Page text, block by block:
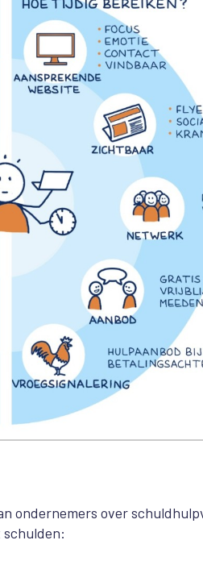
ondernemers over
schulden: